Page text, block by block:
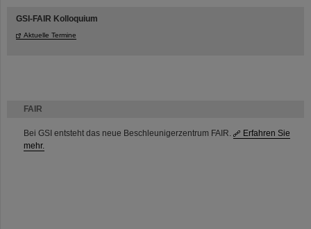
FAIR
Bei GSI entsteht das neue Beschleunigerzentrum FAIR.
Erfahren Sie
mehr.
GSI-FAIR Kolloquium
Aktuelle Termine